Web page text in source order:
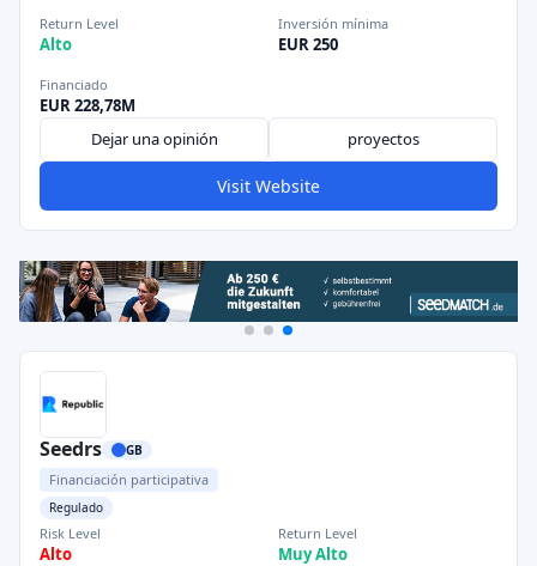
Return Level
Alto
Inversión mínima
EUR 250
Financiado
EUR 228,78M
Dejar una opinión
proyectos
Visit Website
Seedrs GB
Financiación participativa
Regulado
Risk Level
Alto
Return Level
Muy Alto